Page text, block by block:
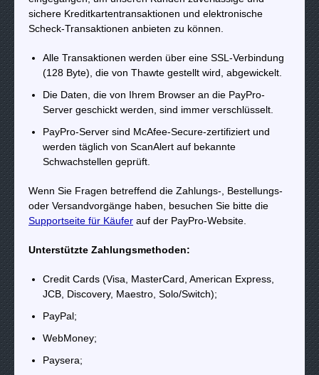
sichere Kreditkartentransaktionen und elektronische
Scheck-Transaktionen anbieten zu können.
Alle Transaktionen werden über eine SSL-Verbindung
(128 Byte), die von Thawte gestellt wird, abgewickelt.
Die Daten, die von Ihrem Browser an die PayPro-
Server geschickt werden, sind immer verschlüsselt.
PayPro-Server sind McAfee-Secure-zertifiziert und
werden täglich von ScanAlert auf bekannte
Schwachstellen geprüft.
Wenn Sie Fragen betreffend die Zahlungs-, Bestellungs-
oder Versandvorgänge haben, besuchen Sie bitte die
Supportseite für Käufer auf der PayPro-Website.
Unterstützte Zahlungsmethoden:
Credit Cards (Visa, MasterCard, American Express,
JCB, Discovery, Maestro, Solo/Switch);
PayPal;
WebMoney;
Paysera;